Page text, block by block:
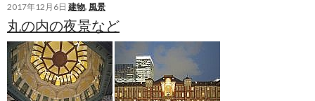
駅
丸
の
内
口
の
2017年12月6日 建物, 風景
丸の内の夜景など